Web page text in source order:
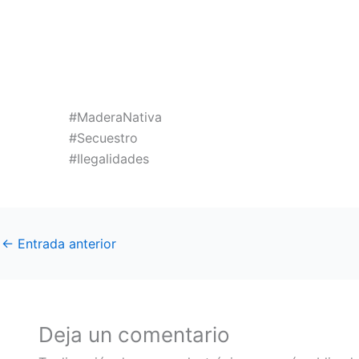
#MaderaNativa
#Secuestro
#Ilegalidades
← Entrada anterior
Deja un comentario